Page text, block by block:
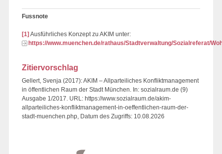
Fussnote
[1]Ausführliches Konzept zu AKIM unter:
https://www.muenchen.de/rathaus/Stadtverwaltung/Sozialreferat/
Zitiervorschlag
Gellert, Svenja (2017): AKIM – Allparteiliches Konfliktmanagement
in öffentlichen Raum der Stadt München. In: sozialraum.de (9)
Ausgabe 1/2017. URL: https://www.sozialraum.de/akim-
allparteiliches-konfliktmanagement-in-oeffentlichen-raum-der-
stadt-muenchen.php, Datum des Zugriffs: 10.08.2026